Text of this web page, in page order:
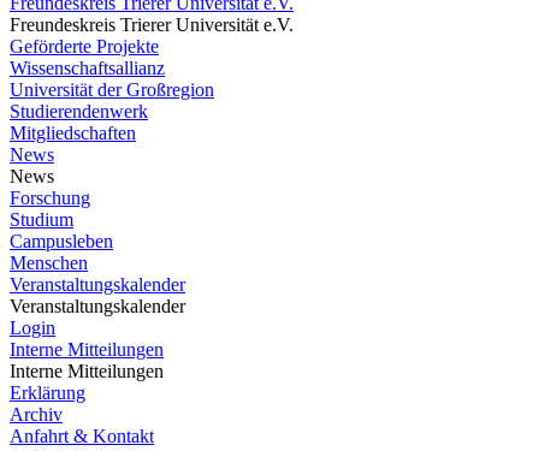
Freundeskreis Trierer Universität e.V.
Geförderte Projekte
Wissenschaftsallianz
Universität der Großregion
Studierendenwerk
Mitgliedschaften
News
News
Forschung
Studium
Campusleben
Menschen
Veranstaltungskalender
Veranstaltungskalender
Login
Interne Mitteilungen
Interne Mitteilungen
Erklärung
Archiv
Anfahrt & Kontakt